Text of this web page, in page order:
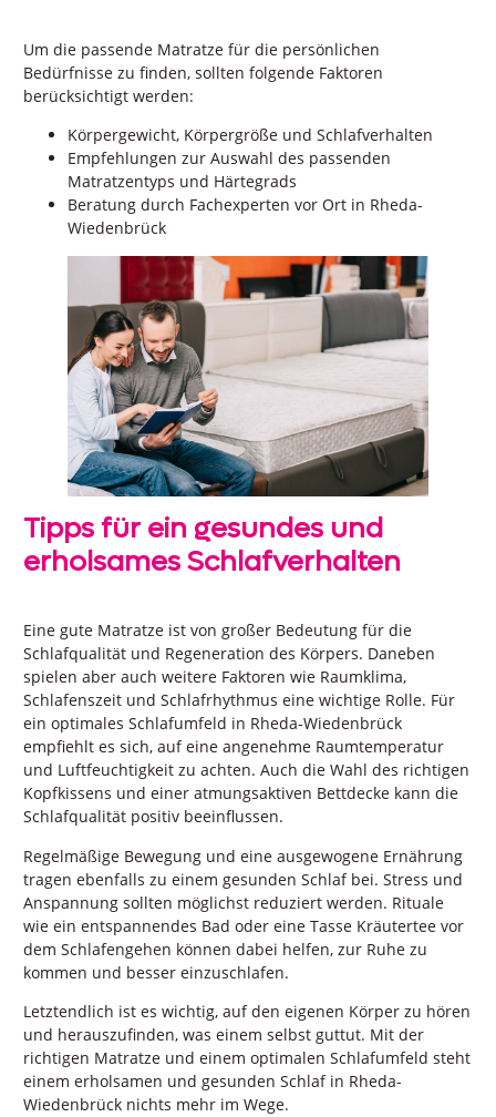
Um die passende Matratze für die persönlichen
Bedürfnisse zu finden, sollten folgende Faktoren
berücksichtigt werden:
Körpergewicht, Körpergröße und Schlafverhalten
Empfehlungen zur Auswahl des passenden
Matratzentyps und Härtegrads
Beratung durch Fachexperten vor Ort in Rheda-
Wiedenbrück
Tipps für ein gesundes und
erholsames Schlafverhalten
Eine gute Matratze ist von großer Bedeutung für die
Schlafqualität und Regeneration des Körpers. Daneben
spielen aber auch weitere Faktoren wie Raumklima,
Schlafenszeit und Schlafrhythmus eine wichtige Rolle. Für
ein optimales Schlafumfeld in Rheda-Wiedenbrück
empfiehlt es sich, auf eine angenehme Raumtemperatur
und Luftfeuchtigkeit zu achten. Auch die Wahl des richtigen
Kopfkissens und einer atmungsaktiven Bettdecke kann die
Schlafqualität positiv beeinflussen.
Regelmäßige Bewegung und eine ausgewogene Ernährung
tragen ebenfalls zu einem gesunden Schlaf bei. Stress und
Anspannung sollten möglichst reduziert werden. Rituale
wie ein entspannendes Bad oder eine Tasse Kräutertee vor
dem Schlafengehen können dabei helfen, zur Ruhe zu
kommen und besser einzuschlafen.
Letztendlich ist es wichtig, auf den eigenen Körper zu hören
und herauszufinden, was einem selbst guttut. Mit der
richtigen Matratze und einem optimalen Schlafumfeld steht
einem erholsamen und gesunden Schlaf in Rheda-
Wiedenbrück nichts mehr im Wege.